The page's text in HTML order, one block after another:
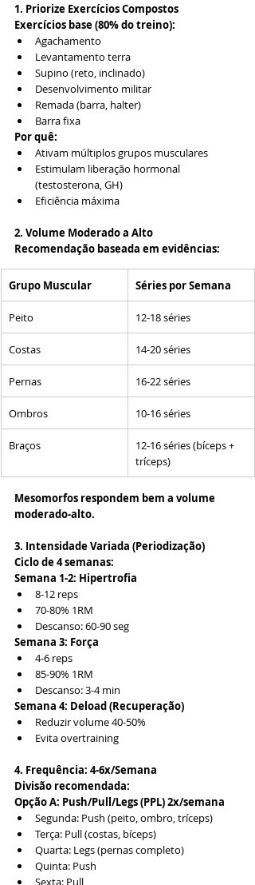
1. Priorize Exercícios Compostos
Exercícios base (80% do treino):
Agachamento
Levantamento terra
Supino (reto, inclinado)
Desenvolvimento militar
Remada (barra, halter)
Barra fixa
Por quê:
Ativam múltiplos grupos musculares
Estimulam liberação hormonal
(testosterona, GH)
Eficiência máxima
2. Volume Moderado a Alto
Recomendação baseada em evidências:
Grupo Muscular Séries por Semana
Peito 12-18 séries
Costas 14-20 séries
Pernas 16-22 séries
Ombros 10-16 séries
Braços
12-16 séries (bíceps +
tríceps)
Mesomorfos respondem bem a volume
moderado-alto.
3. Intensidade Variada (Periodização)
Ciclo de 4 semanas:
Semana 1-2: Hipertrofia
8-12 reps
70-80% 1RM
Descanso: 60-90 seg
Semana 3: Força
4-6 reps
85-90% 1RM
Descanso: 3-4 min
Semana 4: Deload (Recuperação)
Reduzir volume 40-50%
Evita overtraining
4. Frequência: 4-6x/Semana
Divisão recomendada:
Opção A: Push/Pull/Legs (PPL) 2x/semana
Segunda: Push (peito, ombro, tríceps)
Terça: Pull (costas, bíceps)
Quarta: Legs (pernas completo)
Quinta: Push
Sexta: Pull